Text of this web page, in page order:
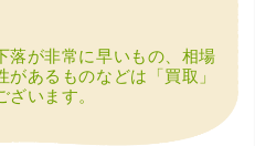
ール査定した際の1.5倍の金
ました。楽器も安心してお
落が非常に早いもの、相場
あるものなどは「買取」
います。